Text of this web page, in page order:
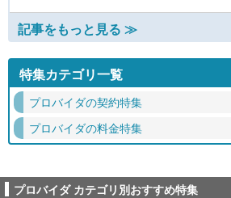
記事をもっと見る ≫
特集カテゴリ一覧
プロバイダの契約特集
プロバイダの料金特集
プロバイダ カテゴリ別おすすめ特集